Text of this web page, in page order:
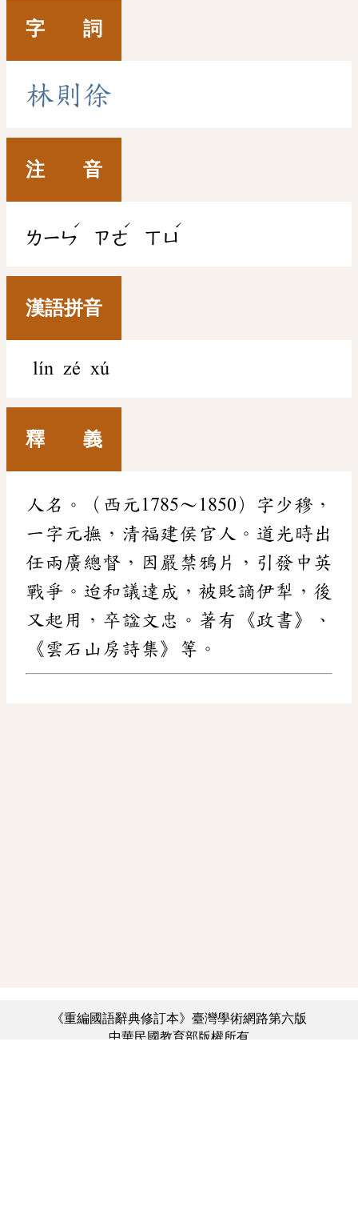
字 詞
林則徐
注 音
ㄌㄧㄣ
ˊ
ㄗㄜ
ˊ
ㄒㄩ
ˊ
漢語拼音
lín zé xú
釋 義
人名。（西元1785～1850）字少穆，
一字元撫，清福建侯官人。道光時出
任兩廣總督，因嚴禁鴉片，引發中英
戰爭。迨和議達成，被貶謫伊犁，後
又起用，卒諡文忠。著有《政書》、
《雲石山房詩集》等。
《重編國語辭典修訂本》臺灣學術網路第六版
中華民國教育部版權所有